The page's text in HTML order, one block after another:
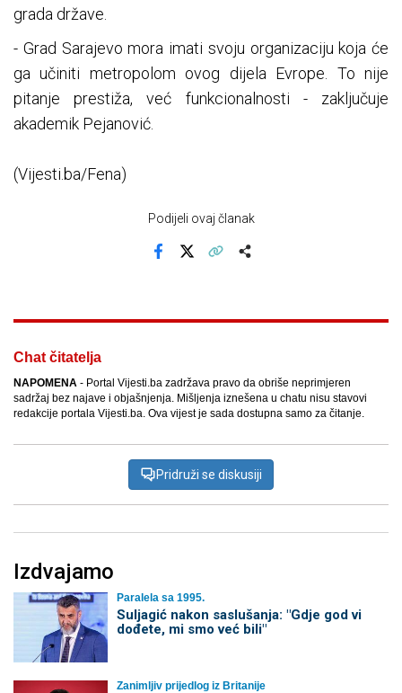
grada države.
- Grad Sarajevo mora imati svoju organizaciju koja će
ga učiniti metropolom ovog dijela Evrope. To nije
pitanje prestiža, već funkcionalnosti - zaključuje
akademik Pejanović.
(Vijesti.ba/Fena)
Podijeli ovaj članak
Chat čitatelja
NAPOMENA - Portal Vijesti.ba zadržava pravo da obriše neprimjeren
sadržaj bez najave i objašnjenja. Mišljenja iznešena u chatu nisu stavovi
redakcije portala Vijesti.ba. Ova vijest je sada dostupna samo za čitanje.
Pridruži se diskusiji
Izdvajamo
Paralela sa 1995.
Suljagić nakon saslušanja: "Gdje god vi
dođete, mi smo već bili"
Zanimljiv prijedlog iz Britanije